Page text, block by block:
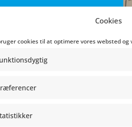
Cookies
cookies til at optimere vores websted og